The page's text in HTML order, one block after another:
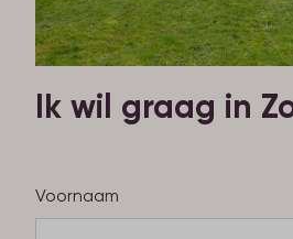
Ik wil graag in
Voornaam